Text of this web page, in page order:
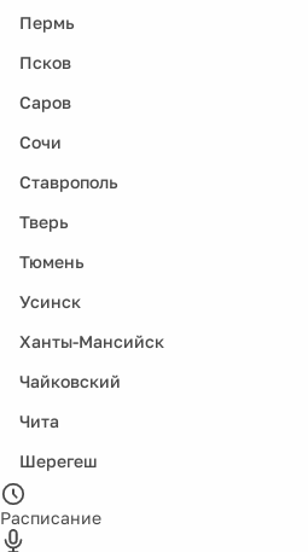
Пермь
Псков
Саров
Сочи
Ставрополь
Тверь
Тюмень
Усинск
Ханты-Мансийск
Чайковский
Чита
Шерегеш
Расписание